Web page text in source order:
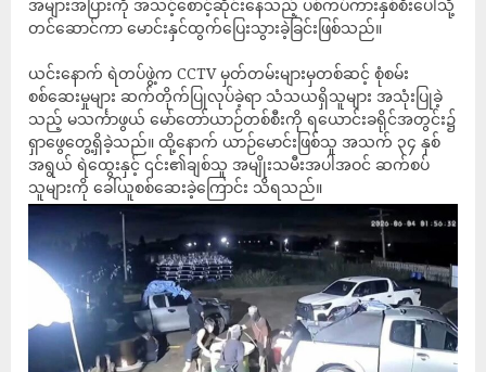
အများအပြားကို အသင့်စောင့်ဆိုင်းနေသည့် ပစ်ကပ်ကားနှစ်စီးပေါ်သို့
တင်ဆောင်ကာ မောင်းနှင်ထွက်ပြေးသွားခဲ့ခြင်းဖြစ်သည်။
ယင်းနောက် ရဲတပ်ဖွဲ့က CCTV မှတ်တမ်းများမှတစ်ဆင့် စုံစမ်း
စစ်ဆေးမှုများ ဆက်တိုက်ပြုလုပ်ခဲ့ရာ သံသယရှိသူများ အသုံးပြုခဲ့
သည့် မသင်္ကာဖွယ် မော်တော်ယာဉ်တစ်စီးကို ရယောင်းခရိုင်အတွင်း၌
ရှာဖွေတွေ့ရှိခဲ့သည်။ ထို့နောက် ယာဉ်မောင်းဖြစ်သူ အသက် ၃၄ နှစ်
အရွယ် ရဲထွေးနှင့် ၎င်း၏ချစ်သူ အမျိုးသမီးအပါအဝင် ဆက်စပ်
သူများကို ခေါ်ယူစစ်ဆေးခဲ့ကြောင်း သိရသည်။